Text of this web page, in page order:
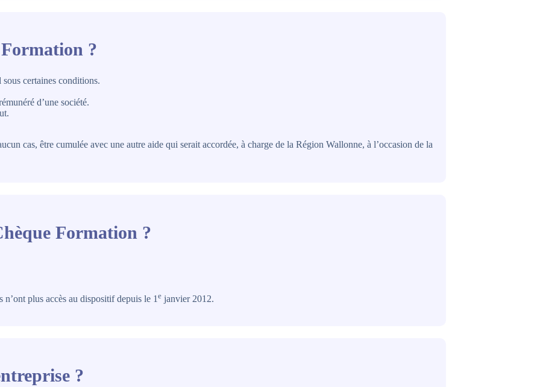
?
certaines conditions.
d’une société.
cas, être cumulée avec une autre aide qui serait accordée, à charge de la Région Wallonne, à l’occasion de la
Formation ?
plus accès au dispositif depuis le 1 e janvier 2012.
?